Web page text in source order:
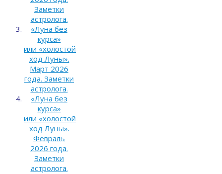
Заметки
астролога.
«Луна без
курса»
или «холостой
ход Луны».
Март 2026
года. Заметки
астролога.
«Луна без
курса»
или «холостой
ход Луны».
Февраль
2026 года.
Заметки
астролога.